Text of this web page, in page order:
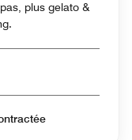
plus gelato &